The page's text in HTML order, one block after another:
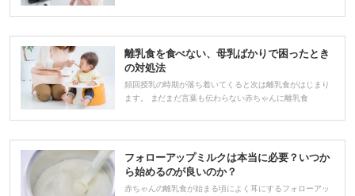
離乳食を食べない、母乳ばかりで困ったとき
の対処法
頻回授乳の時期が落ち着いてくると次は離乳食がはじまり
ます。 まだまだ言葉も伝わらない赤ちゃんに離乳食
フォローアップミルクは本当に必要？いつか
ら始めるのが良いのか？
赤ちゃんの離乳食が始まる頃によく耳にするフォローアッ